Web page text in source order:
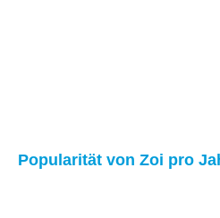
Popularität von Zoi pro